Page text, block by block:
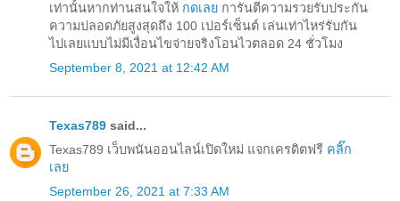
เท่านั้นหากท่านสนใจให้ กดเลย การันตีความรวยรับประกัน
ความปลอดภัยสูงสุดถึง 100 เปอร์เซ็นต์ เล่นเท่าไหร่รับกัน
ไปเลยแบบไม่มีเงื่อนไขจ่ายจริงโอนไวตลอด 24 ชั่วโมง
September 8, 2021 at 12:42 AM
Texas789 said...
Texas789 เว็บพนันออนไลน์เปิดใหม่ แจกเครดิตฟรี คลิ๊ก
เลย
September 26, 2021 at 7:33 AM